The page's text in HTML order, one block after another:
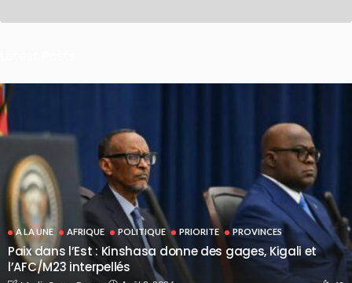
A LA UNE AFRIQUE POLITIQUE PRIORITE PROVINCES
Paix dans l’Est : Kinshasa donne des gages, Kigali et
l’AFC/M23 interpellés